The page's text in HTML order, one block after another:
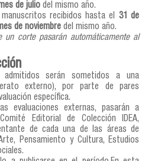
de julio del mismo año.
recibidos hasta el 31 de
de noviembre del mismo año.
un corte pasarán automáticamente al
admitidos serán sometidos a una
externo), por parte de pares
específica.
evaluaciones externas, pasarán a
Editorial de Colección IDEA,
de cada una de las áreas de
Pensamiento y Cultura, Estudios